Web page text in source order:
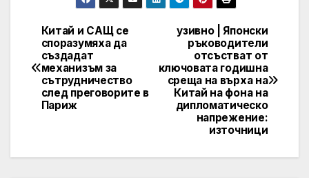
Post
navigation
узивно | Японски
ръководители
отсъстват от
ключовата годишна
среща на върха на
Китай на фона на
дипломатическо
напрежение:
източници
Китай и САЩ се
споразумяха да
създадат
механизъм за
сътрудничество
след преговорите в
Париж